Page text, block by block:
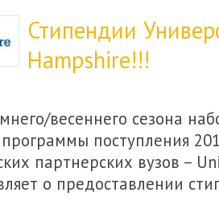
Стипендии
Hampshire!!!
весеннего сезона
поступления
партнерских вузов –
о предоставлении